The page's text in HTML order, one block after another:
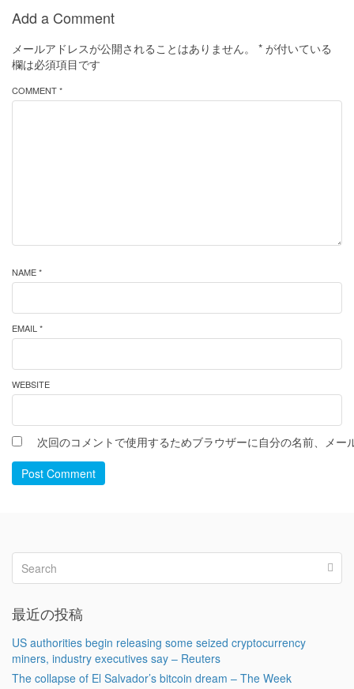
Add a Comment
メールアドレスが公開されることはありません。 * が付いている
欄は必須項目です
COMMENT *
NAME *
EMAIL *
WEBSITE
次回のコメントで使用するためブラウザーに自分の名前、メー
Post Comment
最近の投稿
US authorities begin releasing some seized cryptocurrency
miners, industry executives say – Reuters
The collapse of El Salvador’s bitcoin dream – The Week